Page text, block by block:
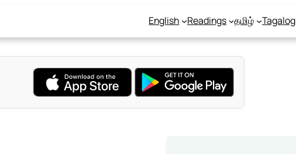
English Readings தமிழ் Tagalog